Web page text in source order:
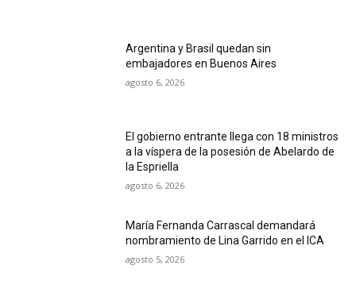
Argentina y Brasil quedan sin
embajadores en Buenos Aires
agosto 6, 2026
El gobierno entrante llega con 18 ministros
a la víspera de la posesión de Abelardo de
la Espriella
agosto 6, 2026
María Fernanda Carrascal demandará
nombramiento de Lina Garrido en el ICA
agosto 5, 2026